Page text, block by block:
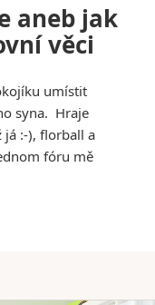
aneb jak
věci
umístit
syna. Hraje
já :-), florball a
fóru mě
aneb jak pěkně